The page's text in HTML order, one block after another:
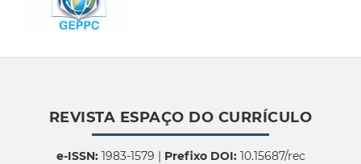
REVISTA ESPAÇO DO CURRÍCULO
e-ISSN:1983-1579 | Prefixo DOI:10.15687/rec